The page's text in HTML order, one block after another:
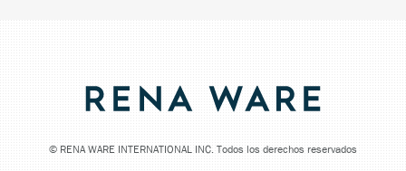
© RENA WARE INTERNATIONAL INC. Todos los derechos reservados